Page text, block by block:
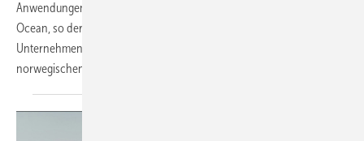
Anwendungen von Speicherlösungen konzentrieren wird. Tesvolt
Ocean, so der Name des Unternehmens, ist ein Zusammenschluss der
Unternehmenssparte Tesvolt Maritime Solutions und dem
norwegischen...